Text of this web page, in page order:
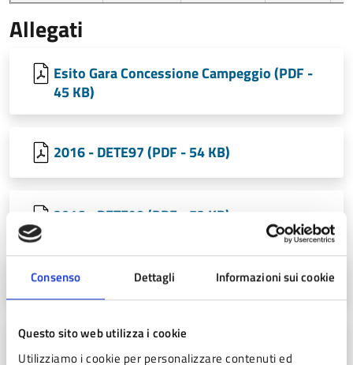
Consenso Dettagli Informazioni sui cookie
Questo sito web utilizza i cookie
Utilizziamo i cookie per personalizzare contenuti ed
Allegati
Esito Gara Concessione Campeggio (PDF -
45 KB)
2016 - DETE97 (PDF - 54 KB)
2016 - DETE98 (PDF - 52 KB)
2016 - 93ST (PDF - 36 KB)
2016 - 97st (PDF - 36 KB)